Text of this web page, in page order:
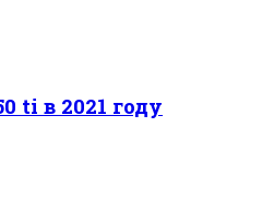
ti в 2021 году